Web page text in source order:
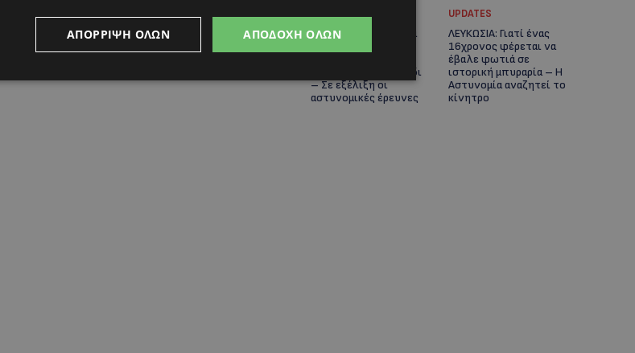
ΚΑΤΑΓΓΕΛΙΑ: Για άνδρα
γυναίκες στο Δασούδι
– Σε εξέλιξη οι
αστυνομικές έρευνες
UPDATES
ΛΕΥΚΩΣΙΑ: Γιατί ένας
16χρονος φέρεται να
έβαλε φωτιά σε
ιστορική μπυραρία – Η
Αστυνομία αναζητεί το
κίνητρο
ΑΠΟΔΟΧΉ ΌΛΩΝ
ΑΠΌΡΡΙΨΗ ΌΛΩΝ